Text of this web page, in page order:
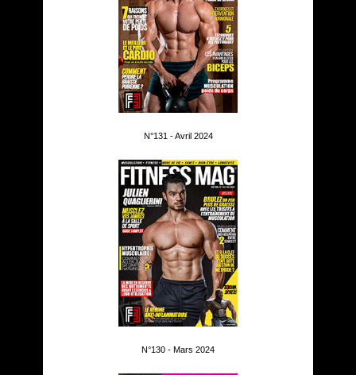
N°131 - Avril 2024
N°130 - Mars 2024